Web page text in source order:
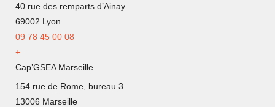
40 rue des remparts d’Ainay
69002 Lyon
09 78 45 00 08
+
Cap’GSEA Marseille
154 rue de Rome, bureau 3
13006 Marseille